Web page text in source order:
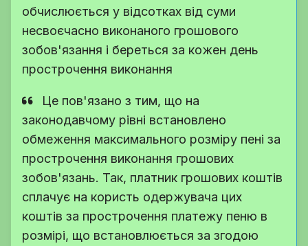
обчислюється у відсотках від суми
несвоєчасно виконаного грошового
зобов'язання і береться за кожен день
прострочення виконання
Це пов'язано з тим, що на
законодавчому рівні встановлено
обмеження максимального розміру пені за
прострочення виконання грошових
зобов'язань. Так, платник грошових коштів
сплачує на користь одержувача цих
коштів за прострочення платежу пеню в
розмірі, що встановлюється за згодою